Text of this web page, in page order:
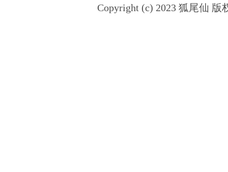
Copyright (c) 2023 狐尾仙 版